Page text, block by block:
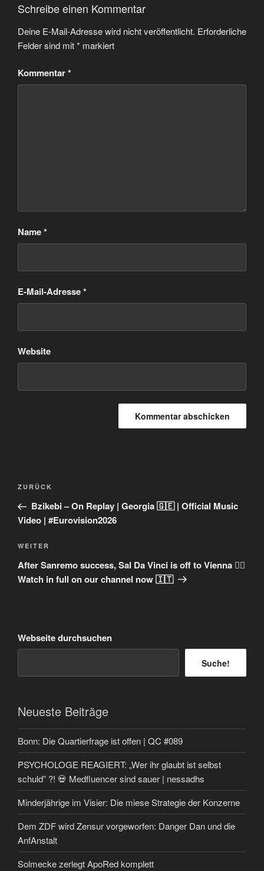
Schreibe einen Kommentar
Deine E-Mail-Adresse wird nicht veröffentlicht. Erforderliche
Felder sind mit* markiert
Kommentar*
Name*
E-Mail-Adresse*
Website
Beitragsnavigation
Vorheriger
Beitrag
ZURÜCK
Bzikebi – On Replay | Georgia 🇬🇪 | Official Music
Video | #Eurovision2026
Nächster
Beitrag
WEITER
After Sanremo success, Sal Da Vinci is off to Vienna ❤️‍🔥
Watch in full on our channel now 🇮🇹
Webseite durchsuchen
Suche!
Neueste Beiträge
Bonn: Die Quartierfrage ist offen | QC #089
PSYCHOLOGE REAGIERT: „Wer ihr glaubt ist selbst
schuld” ?! 💀 Medfluencer sind sauer | nessadhs
Minderjährige im Visier: Die miese Strategie der Konzerne
Dem ZDF wird Zensur vorgeworfen: Danger Dan und die
AnfAnstalt
Solmecke zerlegt ApoRed komplett